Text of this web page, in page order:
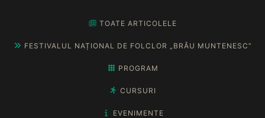
TOATE ARTICOLELE
FESTIVALUL NAȚIONAL DE FOLCLOR „BRÂU MUNTENESC”
PROGRAM
CURSURI
EVENIMENTE